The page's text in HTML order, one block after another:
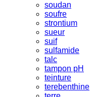
soudan
soufre
strontium
sueur
suif
sulfamide
talc
tampon pH
teinture
terebenthine